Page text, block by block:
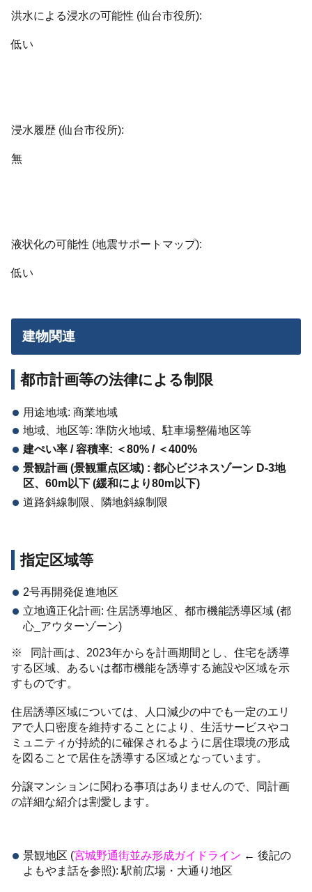
洪水による浸水の可能性 (仙台市役所):
低い
浸水履歴 (仙台市役所):
無
液状化の可能性 (地震サポートマップ):
低い
建物関連
都市計画等の法律による制限
用途地域: 商業地域
地域、地区等: 準防火地域、駐車場整備地区等
建ぺい率/容積率: ＜80% / ＜400%
景観計画 (景観重点区域) : 都心ビジネスゾーン D-3地
区、60m以下 (緩和により80m以下)
道路斜線制限、隣地斜線制限
指定区域等
2号再開発促進地区
立地適正化計画: 住居誘導地区、都市機能誘導区域 (都
心_アウターゾーン)
※ 同計画は、2023年からを計画期間とし、住宅を誘導
する区域、あるいは都市機能を誘導する施設や区域を示
すものです。
住居誘導区域については、人口減少の中でも一定のエリ
アで人口密度を維持することにより、生活サービスやコ
ミュニティが持続的に確保されるように居住環境の形成
を図ることで居住を誘導する区域となっています。
分譲マンションに関わる事項はありませんので、同計画
の詳細な紹介は割愛します。
景観地区 (宮城野通街並み形成ガイドライン ← 後記の
よもやま話を参照): 駅前広場・大通り地区